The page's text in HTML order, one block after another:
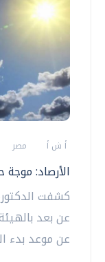
أ ش أ مصر
الأرصاد: موجة
كشفت
عن بعد
عن موعد بدء